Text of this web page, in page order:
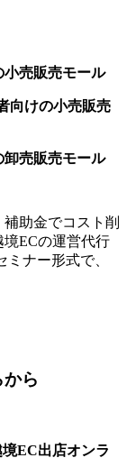
小売販売モール
向けの小売販売
卸売販売モール
助金でコスト削
ECの運営代行
ナー形式で、
ら
EC出店オンラ